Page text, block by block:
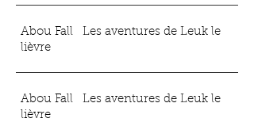
Abou Fall Les aventures de Leuk le
lièvre
Abou Fall Les aventures de Leuk le
lièvre